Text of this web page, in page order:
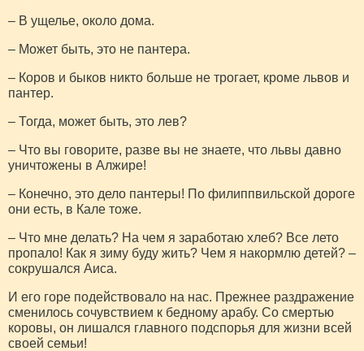
– В ущелье, около дома.
– Может быть, это не пантера.
– Коров и быков никто больше не трогает, кроме львов и
пантер.
– Тогда, может быть, это лев?
– Что вы говорите, разве вы не знаете, что львы давно
уничтожены в Алжире!
– Конечно, это дело пантеры! По филиппвильской дороге
они есть, в Кале тоже.
– Что мне делать? На чем я заработаю хлеб? Все лето
пропало! Как я зиму буду жить? Чем я накормлю детей? –
сокрушался Аиса.
И его горе подействовало на нас. Прежнее раздражение
сменилось сочувствием к бедному арабу. Со смертью
коровы, он лишался главного подспорья для жизни всей
своей семьи!